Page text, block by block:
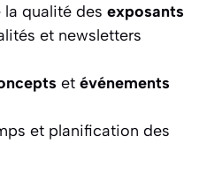
qualité des exposants
et newsletters
et événements
et planification des